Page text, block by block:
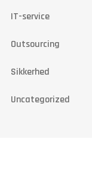
IT-service
Outsourcing
Sikkerhed
Uncategorized